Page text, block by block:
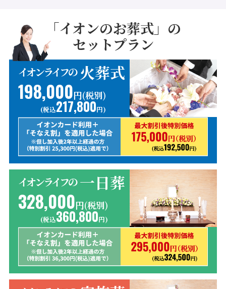
「イオンのお葬式」の
セットプラン
イオンライフの 火葬式
198,000円(税別)
(税込217,800円)
イオンライフの 一日葬
328,000円(税別)
(税込360,800円)